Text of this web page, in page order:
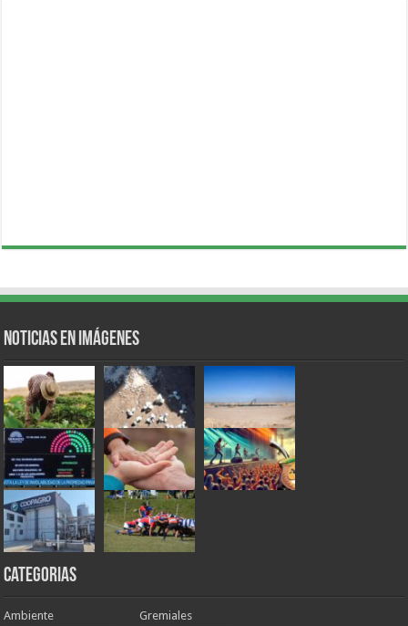
Noticias en Imágenes
Categorias
Ambiente Gremiales